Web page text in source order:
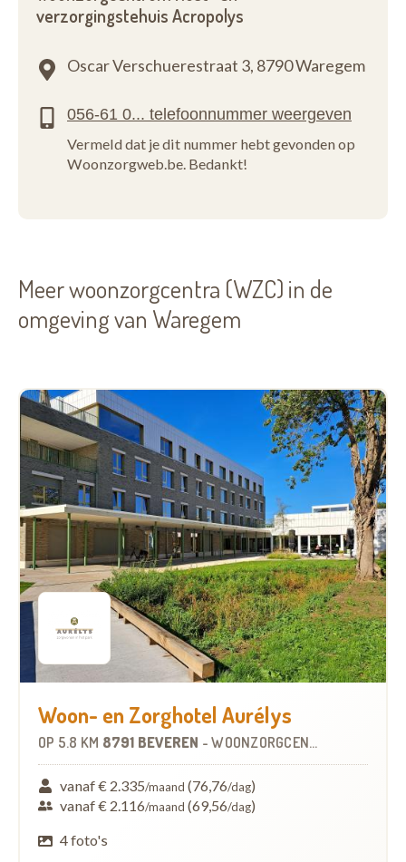
verzorgingstehuis Acropolys
Oscar Verschuerestraat 3, 8790 Waregem
Vermeld dat je dit nummer hebt gevonden op
Woonzorgweb.be. Bedankt!
Meer woonzorgcentra (WZC) in de
omgeving van Waregem
Woon- en Zorghotel Aurélys
OP 5.8 KM 8791 BEVEREN -WOONZORGCENTRUM (WZC)
vanaf € 2.335/maand (76,76/dag)
vanaf € 2.116/maand (69,56/dag)
4 foto's